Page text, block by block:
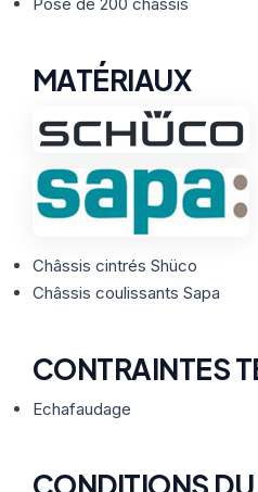
Nos Formules
MATÉRIAUX
Châssis cintrés Shüco
Châssis coulissants Sapa
CONTRAINTES
Echafaudage